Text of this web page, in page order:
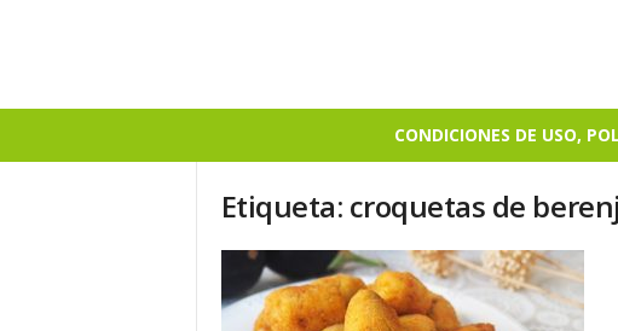
CONDICIONES DE USO,
Etiqueta: croquetas de